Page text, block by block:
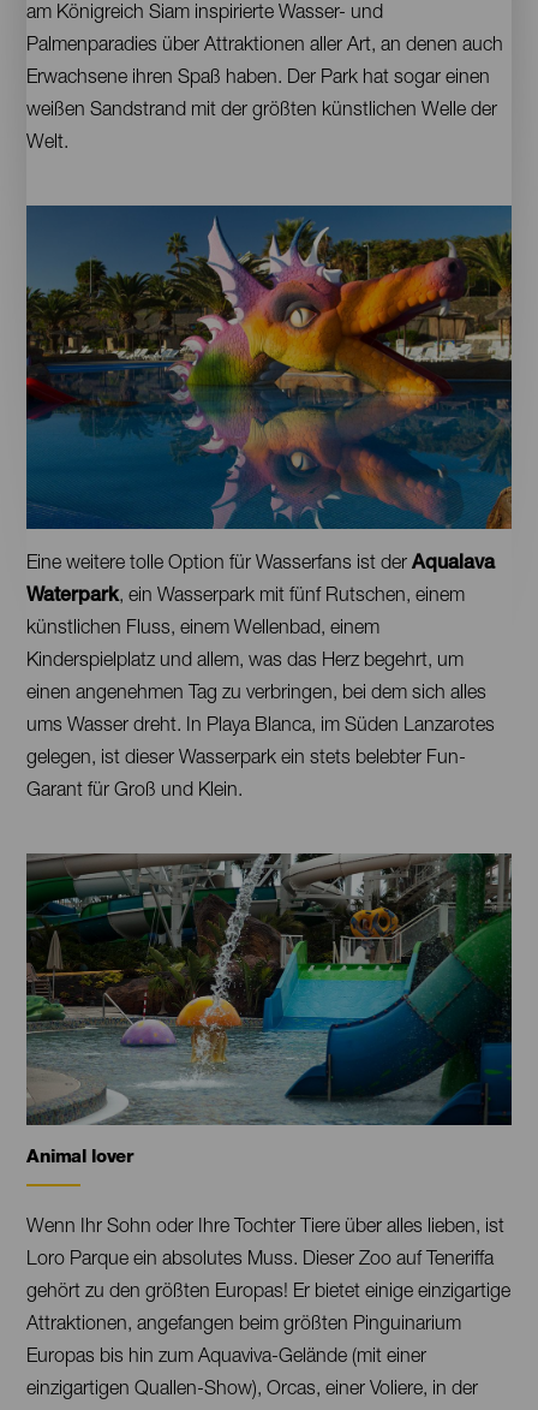
am Königreich Siam inspirierte Wasser- und
Palmenparadies über Attraktionen aller Art, an denen auch
Erwachsene ihren Spaß haben. Der Park hat sogar einen
weißen Sandstrand mit der größten künstlichen Welle der
Welt.
Imágenes
Tenerife.
Park.
Contenido
Eine weitere tolle Option für Wasserfans ist derAqualava
Waterpark, ein Wasserpark mit fünf Rutschen, einem
künstlichen Fluss, einem Wellenbad, einem
Kinderspielplatz und allem, was das Herz begehrt, um
einen angenehmen Tag zu verbringen, bei dem sich alles
ums Wasser dreht. In Playa Blanca, im Süden Lanzarotes
gelegen, ist dieser Wasserpark ein stets belebter Fun-
Garant für Groß und Klein.
Imágenes
Lanzarote.
Contenido
Animal lover
Wenn Ihr Sohn oder Ihre Tochter Tiere über alles lieben, ist
Loro Parque ein absolutes Muss. Dieser Zoo auf Teneriffa
gehört zu den größten Europas! Er bietet einige einzigartige
Attraktionen, angefangen beim größten Pinguinarium
Europas bis hin zum Aquaviva-Gelände (mit einer
einzigartigen Quallen-Show), Orcas, einer Voliere, in der